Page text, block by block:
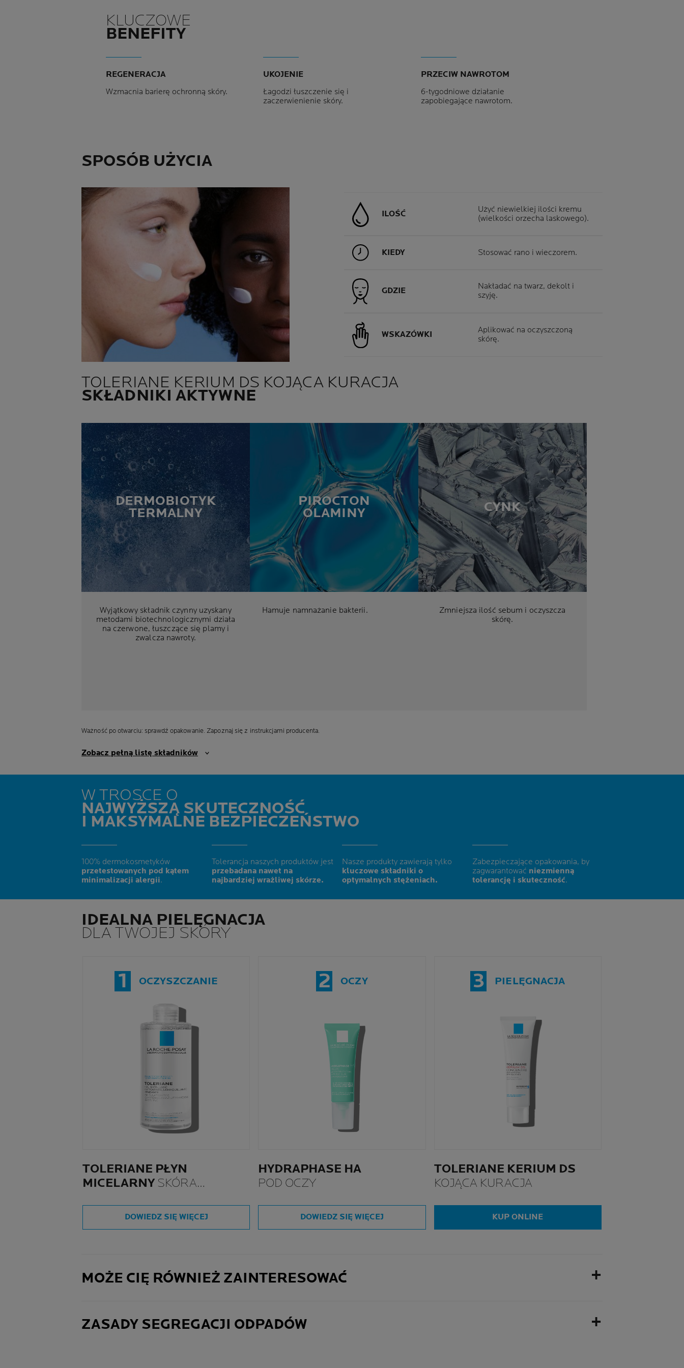
KLUCZOWE
BENEFITY
REGENERACJA
Wzmacnia barierę ochronną skóry.
UKOJENIE
Łagodzi łuszczenie się i
zaczerwienienie skóry.
PRZECIW NAWROTOM
6-tygodniowe działanie
zapobiegające nawrotom.
SPOSÓB UŻYCIA
ILOŚĆ
Użyć niewielkiej ilości kremu
(wielkości orzecha laskowego).
KIEDY Stosować rano i wieczorem.
GDZIE
Nakładać na twarz, dekolt i
szyję.
WSKAZÓWKI
Aplikować na oczyszczoną
skórę.
TOLERIANE KERIUM DS KOJĄCA KURACJA
SKŁADNIKI AKTYWNE
DERMOBIOTYK
TERMALNY
Wyjątkowy składnik czynny uzyskany
metodami biotechnologicznymi działa
na czerwone, łuszczące się plamy i
zwalcza nawroty.
PIROCTON
OLAMINY
Hamuje namnażanie bakterii.
CYNK
Zmniejsza ilość sebum i oczyszcza
skórę.
Ważność po otwarciu: sprawdź opakowanie. Zapoznaj się z instrukcjami producenta.
Zobacz pełną listę składników
W TROSCE O
NAJWYŻSZĄ SKUTECZNOŚĆ
I MAKSYMALNE BEZPIECZEŃSTWO
100% dermokosmetyków
przetestowanych pod kątem
minimalizacji alergii.
Tolerancja naszych produktów jest
przebadana nawet na
najbardziej wrażliwej skórze.
Nasze produkty zawierają tylko
kluczowe składniki o
optymalnych stężeniach.
Zabezpieczające opakowania, by
zagwarantować niezmienną
tolerancję i skuteczność.
IDEALNA PIELĘGNACJA
DLA TWOJEJ SKÓRY
1 OCZYSZCZANIE
TOLERIANE PŁYN
MICELARNY SKÓRA
DOWIEDZ SIĘ WIĘCEJ
2 OCZY
HYDRAPHASE HA
POD OCZY
DOWIEDZ SIĘ WIĘCEJ
3 PIELĘGNACJA
TOLERIANE KERIUM DS
KOJĄCA KURACJA
KUP ONLINE
MOŻE CIĘ RÓWNIEŻ ZAINTERESOWAĆ
ZASADY SEGREGACJI ODPADÓW